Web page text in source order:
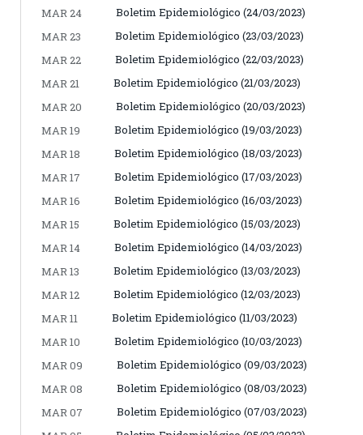
MAR 24
Boletim Epidemiológico (24/03/2023)
MAR 23
Boletim Epidemiológico (23/03/2023)
MAR 22
Boletim Epidemiológico (22/03/2023)
MAR 21
Boletim Epidemiológico (21/03/2023)
MAR 20
Boletim Epidemiológico (20/03/2023)
MAR 19
Boletim Epidemiológico (19/03/2023)
MAR 18
Boletim Epidemiológico (18/03/2023)
MAR 17
Boletim Epidemiológico (17/03/2023)
MAR 16
Boletim Epidemiológico (16/03/2023)
MAR 15
Boletim Epidemiológico (15/03/2023)
MAR 14
Boletim Epidemiológico (14/03/2023)
MAR 13
Boletim Epidemiológico (13/03/2023)
MAR 12
Boletim Epidemiológico (12/03/2023)
MAR 11
Boletim Epidemiológico (11/03/2023)
MAR 10
Boletim Epidemiológico (10/03/2023)
MAR 09
Boletim Epidemiológico (09/03/2023)
MAR 08
Boletim Epidemiológico (08/03/2023)
MAR 07
Boletim Epidemiológico (07/03/2023)